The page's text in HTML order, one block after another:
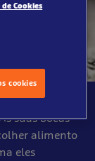
criaturas
suas bocas
alimento
eles
de Cookies
cookies